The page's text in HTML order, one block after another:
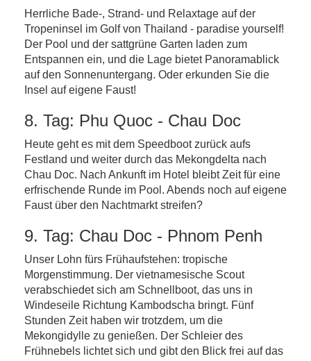
Herrliche Bade-, Strand- und Relaxtage auf der
Tropeninsel im Golf von Thailand - paradise yourself!
Der Pool und der sattgrüne Garten laden zum
Entspannen ein, und die Lage bietet Panoramablick
auf den Sonnenuntergang. Oder erkunden Sie die
Insel auf eigene Faust!
8. Tag: Phu Quoc - Chau Doc
Heute geht es mit dem Speedboot zurück aufs
Festland und weiter durch das Mekongdelta nach
Chau Doc. Nach Ankunft im Hotel bleibt Zeit für eine
erfrischende Runde im Pool. Abends noch auf eigene
Faust über den Nachtmarkt streifen?
9. Tag: Chau Doc - Phnom Penh
Unser Lohn fürs Frühaufstehen: tropische
Morgenstimmung. Der vietnamesische Scout
verabschiedet sich am Schnellboot, das uns in
Windeseile Richtung Kambodscha bringt. Fünf
Stunden Zeit haben wir trotzdem, um die
Mekongidylle zu genießen. Der Schleier des
Frühnebels lichtet sich und gibt den Blick frei auf das